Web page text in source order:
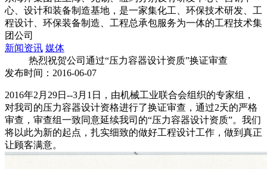
心、设计和装备制造基地，是一家集化工、环保技术研发、工
程设计、环保装备制造、工程总承包服务为一体的工程技术集
团公司
新闻资讯 媒体
热烈祝贺公司通过“压力容器设计资质”换证审查
发布时间：2016-06-07
2016年2月29日--3月1日，由机械工业联合会组织的专家组，
对我司的压力容器设计资格进行了换证审查，通过2天的严格
审查，审查组一致同意延续我司的“压力容器设计资质”。我们
将以此为新的起点，扎实细致的做好工程设计工作，做到真正
让顾客满意。